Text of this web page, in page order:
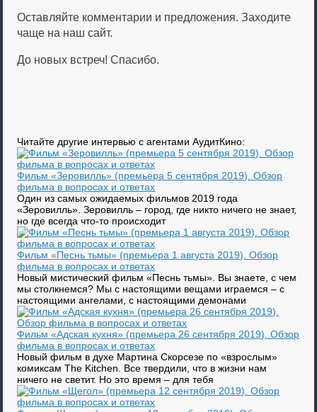
Оставляйте комментарии и предложения. Заходите
чаще на наш сайт.
До новых встреч! Спасибо.
Читайте другие интервью с агентами АудитКино:
Фильм «Зеровилль» (премьера 5 сентября 2019). Обзор
фильма в вопросах и ответах
Один из самых ожидаемых фильмов 2019 года
«Зеровилль». Зеровилль – город, где никто ничего не знает,
но где всегда что-то происходит
Фильм «Песнь тьмы» (премьера 1 августа 2019). Обзор
фильма в вопросах и ответах
Новый мистический фильм «Песнь тьмы». Вы знаете, с чем
мы столкнемся? Мы с настоящими вещами играемся – с
настоящими ангелами, с настоящими демонами
Фильм «Адская кухня» (премьера 26 сентября 2019). Обзор
фильма в вопросах и ответах
Новый фильм в духе Мартина Скорсезе по «взрослым»
комиксам The Kitchen. Все твердили, что в жизни нам
ничего не светит. Но это время – для тебя